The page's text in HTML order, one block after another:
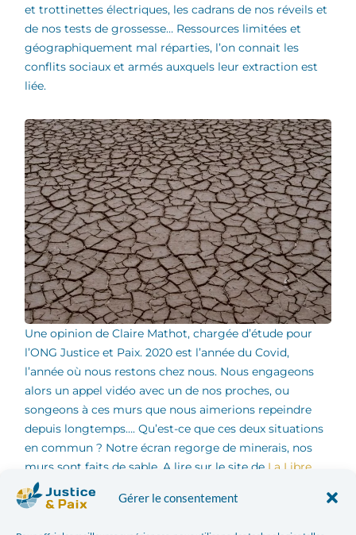
Gérer le consentement
et trottinettes électriques, les cadrans de nos réveils et
de nos tests de grossesse… Ressources limitées et
géographiquement mal réparties, l’on connait les
conflits sociaux et armés auxquels leur extraction est
liée.
Une opinion de Claire Mathot, chargée d’étude pour
l’ONG Justice et Paix. 2020 est l’année du Covid,
l’année où nous restons chez nous. Nous engageons
alors un appel vidéo avec un de nos proches, ou
songeons à ces murs que nous aimerions repeindre
depuis longtemps…. Qu’est-ce que ces deux situations
en commun ? Notre écran regorge de minerais, nos
murs sont faits de sable. A lire sur le site de La Libre